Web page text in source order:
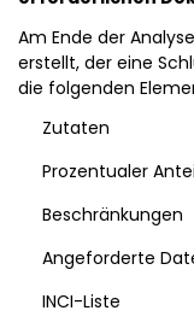
Am Ende der
erstellt, der eine
die folgenden
Zutaten
Prozentualer
Beschränkungen
Angeforderte
INCI-Liste